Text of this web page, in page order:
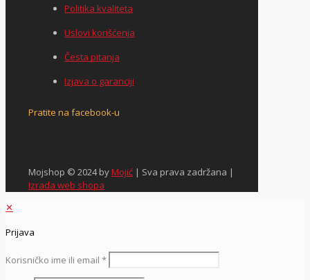
Politika kvaliteta
Uslovi korišćenja
Česta pitanja
Izjava o garanciji
Pratite na facebook-u
Mojshop © 2024 byMojić | Sva prava zadržana |
Izrada web shopa
✕
Prijava
Korisničko ime ili email *